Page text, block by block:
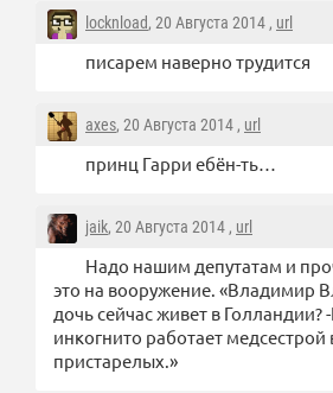
locknload, 20 Августа 2014 , url
писарем наверно трудится
axes, 20 Августа 2014 , url
принц Гарри ебён-ть…
jaik, 20 Августа 2014 , url
Надо нашим депутатам и
это на вооружение. «Владимир
дочь сейчас живет в Голландии?
инкогнито работает
пристарелых.»